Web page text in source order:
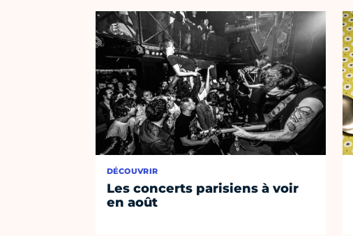
DÉCOUVRIR
Les concerts parisiens à voir
en août